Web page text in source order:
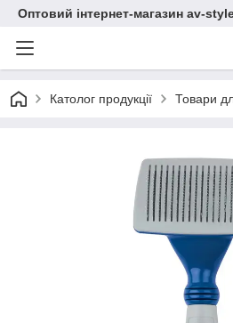
Оптовий інтернет-магазин av-
Католог продукції Товари